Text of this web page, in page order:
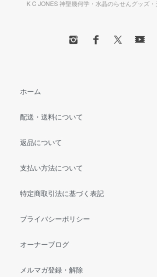
K C JONES 神聖幾何学・水晶のらせんグッズ
ホーム
配送・送料について
返品について
支払い方法について
特定商取引法に基づく表記
プライバシーポリシー
オーナーブログ
メルマガ登録・解除